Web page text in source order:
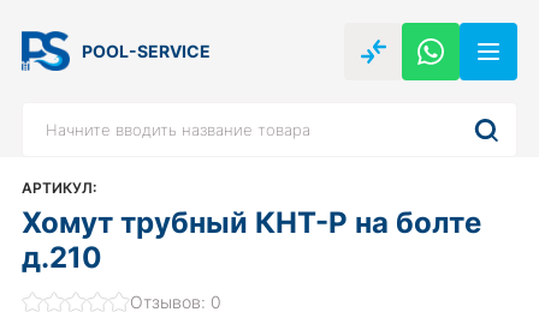
POOL-SERVICE
АРТИКУЛ:
Хомут трубный КНТ-Р на болте
д.210
Отзывов: 0